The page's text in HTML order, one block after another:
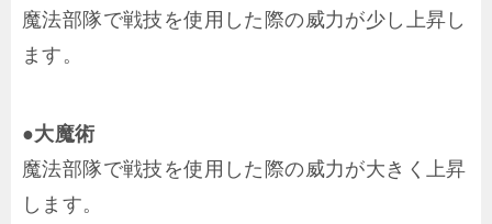
魔法部隊で戦技を使用した際の威力が少し上昇し
ます。
●大魔術
魔法部隊で戦技を使用した際の威力が大きく上昇
します。